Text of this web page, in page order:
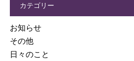
カテゴリー
お知らせ
その他
日々のこと